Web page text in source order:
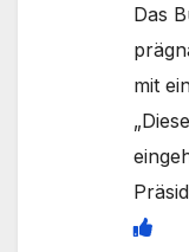
Das
mit